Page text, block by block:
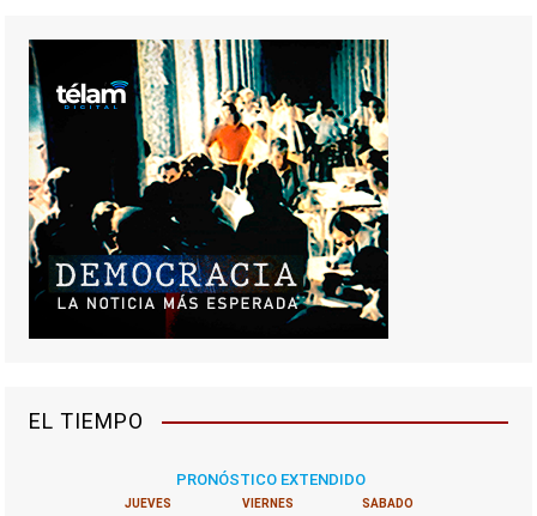
EL TIEMPO